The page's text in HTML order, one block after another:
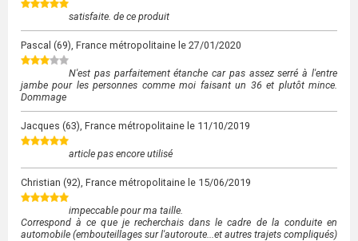
satisfaite. de ce produit
Pascal (69), France métropolitaine le 27/01/2020
N'est pas parfaitement étanche car pas assez serré à l'entre
jambe pour les personnes comme moi faisant un 36 et plutôt mince.
Dommage
Jacques (63), France métropolitaine le 11/10/2019
article pas encore utilisé
Christian (92), France métropolitaine le 15/06/2019
impeccable pour ma taille.
Correspond à ce que je recherchais dans le cadre de la conduite en
automobile (embouteillages sur l'autoroute...et autres trajets compliqués)